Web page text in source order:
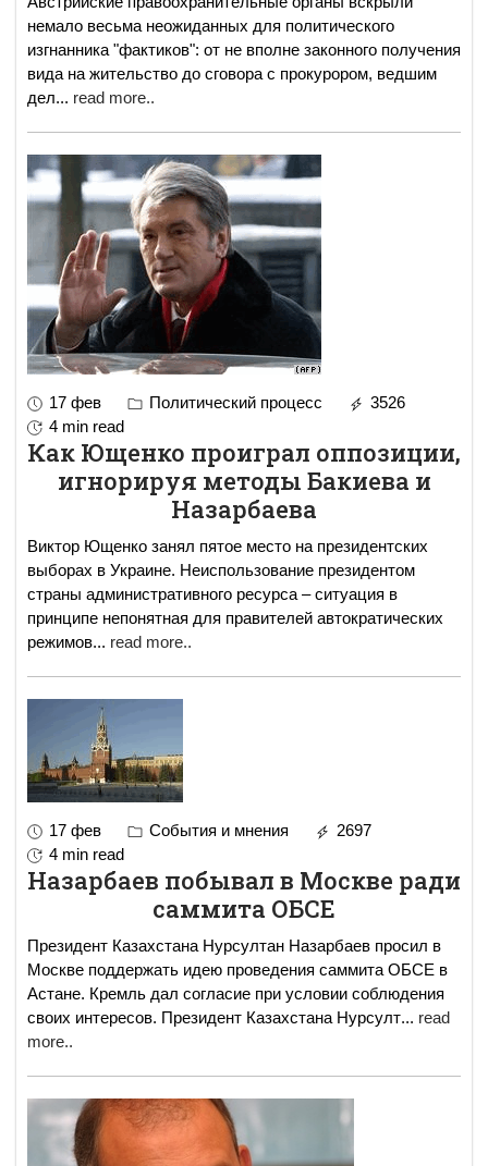
немало весьма неожиданных для политического
изгнанника "фактиков": от не вполне законного получения
вида на жительство до сговора с прокурором, ведшим
дел... read more..
17 фев Политический процесс
3526
4 min read
Как Ющенко проиграл оппозиции,
игнорируя методы Бакиева и
Назарбаева
Виктор Ющенко занял пятое место на президентских
выборах в Украине. Неиспользование президентом
страны административного ресурса – ситуация в
принципе непонятная для правителей автократических
режимов... read more..
17 фев События и мнения
2697
4 min read
Назарбаев побывал в Москве ради
саммита ОБСЕ
Президент Казахстана Нурсултан Назарбаев просил в
Москве поддержать идею проведения саммита ОБСЕ в
Астане. Кремль дал согласие при условии соблюдения
своих интересов. Президент Казахстана Нурсулт... read
more..